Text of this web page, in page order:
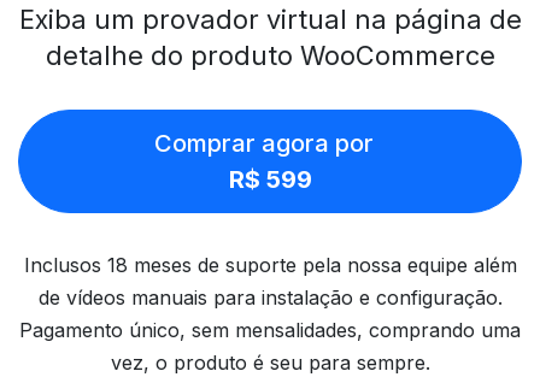
Exiba um provador virtual na página de
detalhe do produto WooCommerce
Comprar agora por
R$ 599
Inclusos 18 meses de suporte pela nossa equipe além
de vídeos manuais para instalação e configuração.
Pagamento único, sem mensalidades, comprando uma
vez, o produto é seu para sempre.